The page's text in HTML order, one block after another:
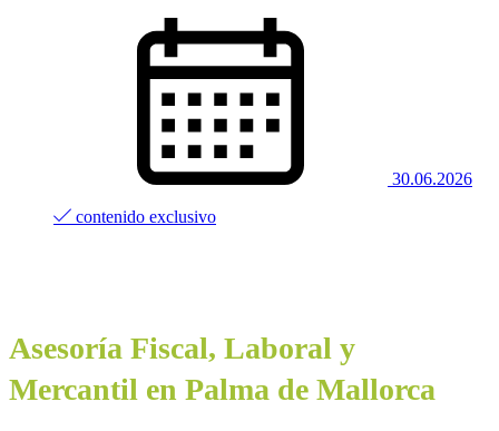
30.06.2026
contenido exclusivo
Asesoría Fiscal, Laboral y
Mercantil en Palma de Mallorca